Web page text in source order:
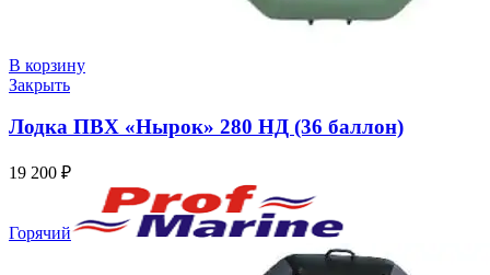
В корзину
Закрыть
Лодка ПВХ «Нырок» 280 НД (36 баллон)
19 200 ₽
Горячий